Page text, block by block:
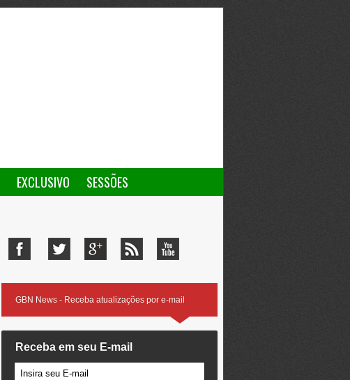
EXCLUSIVO
SESSÕES
GBN News - Receba atualizações por e-mail
Receba em seu E-mail